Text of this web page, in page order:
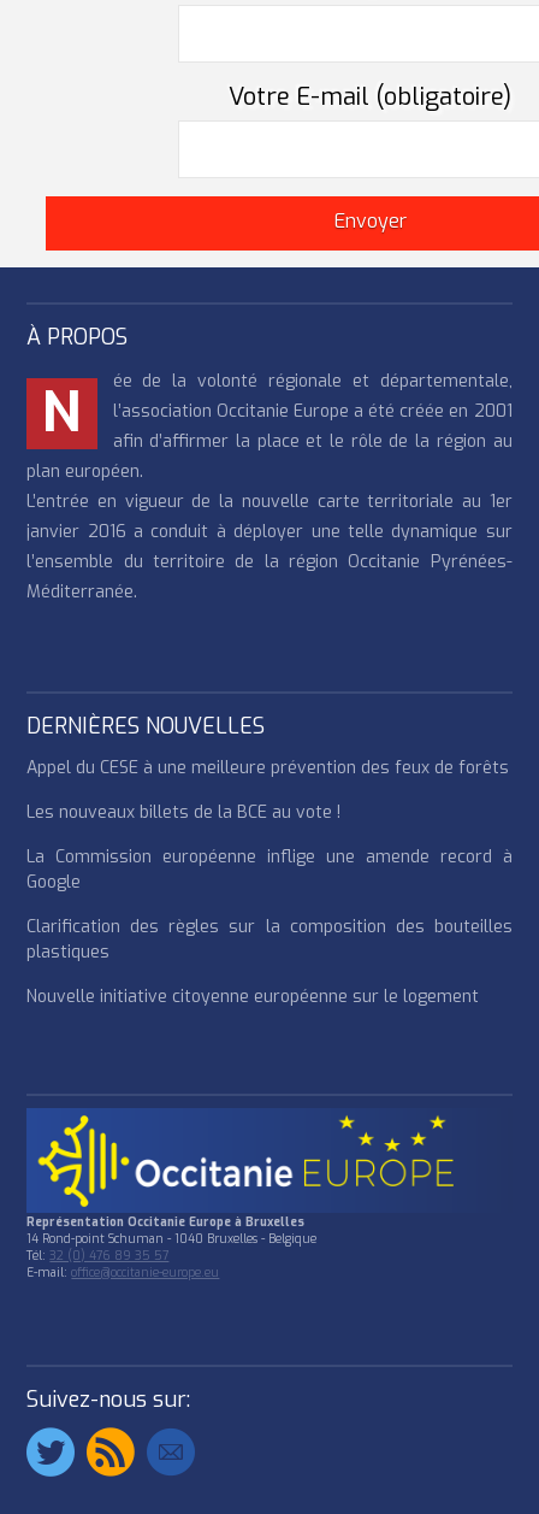
Votre E-mail (obligatoire)
À PROPOS
N
ée de la volonté régionale et départementale,
l’association Occitanie Europe a été créée en 2001
afin d’affirmer la place et le rôle de la région au
plan européen.
L’entrée en vigueur de la nouvelle carte territoriale au 1er
janvier 2016 a conduit à déployer une telle dynamique sur
l’ensemble du territoire de la région Occitanie Pyrénées-
Méditerranée.
DERNIÈRES NOUVELLES
Appel du CESE à une meilleure prévention des feux de forêts
Les nouveaux billets de la BCE au vote !
La Commission européenne inflige une amende record à
Google
Clarification des règles sur la composition des bouteilles
plastiques
Nouvelle initiative citoyenne européenne sur le logement
Représentation Occitanie Europe à Bruxelles
14 Rond-point Schuman - 1040 Bruxelles - Belgique
Tél:32 (0) 476 89 35 57
E-mail:office@occitanie-europe.eu
Suivez-nous sur: